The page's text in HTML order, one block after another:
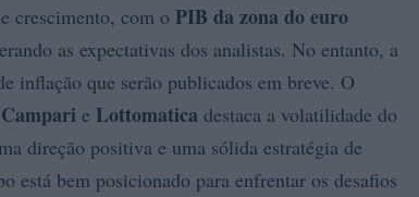
crescimento, com o PIB da zona do euro
as expectativas dos analistas. No entanto, a
inflação que serão publicados em breve. O
Campari e Lottomatica destaca a volatilidade do
direção positiva e uma sólida estratégia de
está bem posicionado para enfrentar os desafios